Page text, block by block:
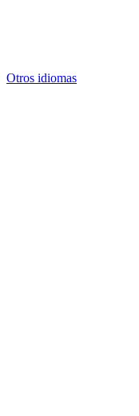
Otros idiomas